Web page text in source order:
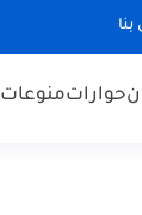
حواراتمنوعات